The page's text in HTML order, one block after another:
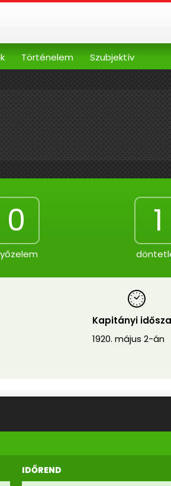
Történelem Szubjektív
0 1
Kapitányi
1920. május 2-án
IDŐREND